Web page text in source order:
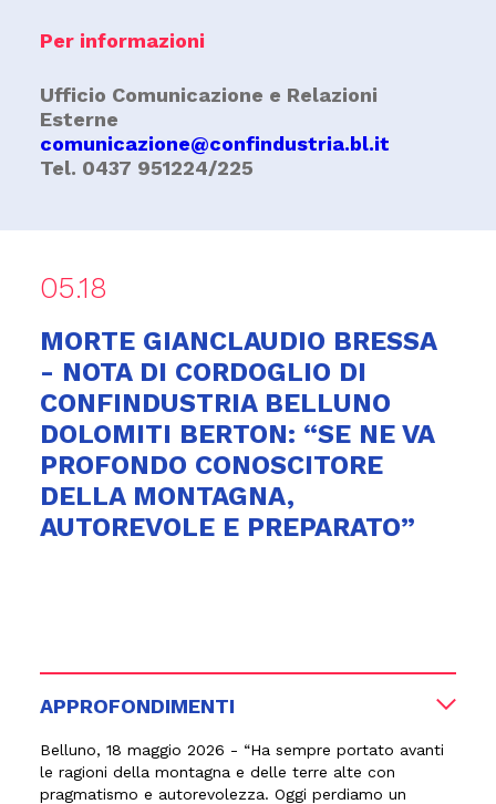
Per informazioni
Ufficio Comunicazione e Relazioni
Esterne
comunicazione@confindustria.bl.it
Tel. 0437 951224/225
05.18
MORTE GIANCLAUDIO BRESSA
- NOTA DI CORDOGLIO DI
CONFINDUSTRIA BELLUNO
DOLOMITI BERTON: “SE NE VA
PROFONDO CONOSCITORE
DELLA MONTAGNA,
AUTOREVOLE E PREPARATO”
APPROFONDIMENTI
Belluno, 18 maggio 2026 - “Ha sempre portato avanti
le ragioni della montagna e delle terre alte con
pragmatismo e autorevolezza. Oggi perdiamo un